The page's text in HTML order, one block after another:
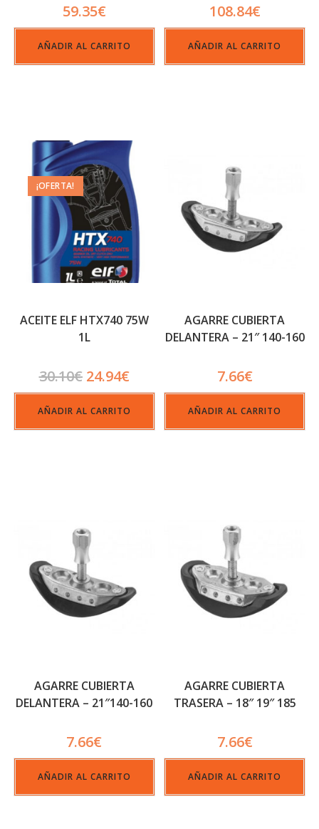
59.35€
AÑADIR AL CARRITO
108.84€
AÑADIR AL CARRITO
¡OFERTA!
ACEITE ELF HTX740 75W
1L
30.10€ 24.94€
AÑADIR AL CARRITO
AGARRE CUBIERTA
DELANTERA – 21″ 140-160
7.66€
AÑADIR AL CARRITO
AGARRE CUBIERTA
DELANTERA – 21″140-160
7.66€
AÑADIR AL CARRITO
AGARRE CUBIERTA
TRASERA – 18″ 19″ 185
7.66€
AÑADIR AL CARRITO